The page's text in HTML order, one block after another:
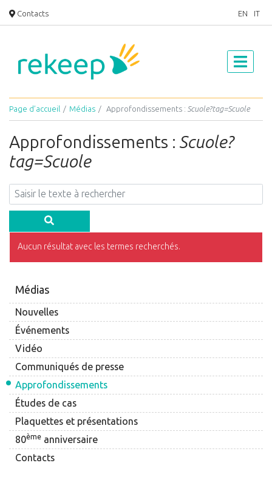
Contacts EN IT
Page d’accueil Médias Approfondissements : Scuole?tag=Scuole
Médias
Nouvelles
Événements
Vidéo
Communiqués de presse
Approfondissements
Études de cas
Plaquettes et présentations
80ème anniversaire
Contacts
Approfondissements : Scuole?
tag=Scuole
Aucun résultat avec les termes recherchés.